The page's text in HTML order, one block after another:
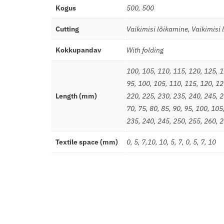
Kogus 500, 500
Cutting Vaikimisi lõikamine, Vaikimisi
Kokkupandav With folding
Length (mm)
100, 105, 110, 115, 120, 125,
95, 100, 105, 110, 115, 120,
220, 225, 230, 235, 240, 245,
70, 75, 80, 85, 90, 95, 100, 105
235, 240, 245, 250, 255, 260,
Textile space (mm) 0, 5, 7,10, 10, 5, 7, 0, 5, 7, 10